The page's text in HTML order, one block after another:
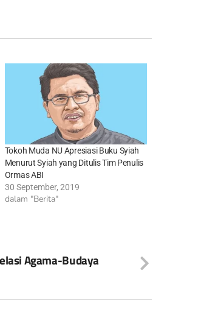
Tokoh Muda NU Apresiasi Buku Syiah
Menurut Syiah yang Ditulis Tim Penulis
Ormas ABI
30 September, 2019
dalam "Berita"
Agama-Budaya